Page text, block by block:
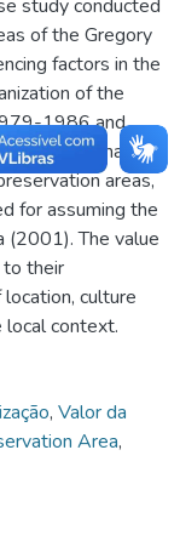
study conducted
of the Gregory
factors in the
of the
1986 and
research enabled
areas,
for assuming the
(2001). The value
their
culture
context.
, Valor da
Area,